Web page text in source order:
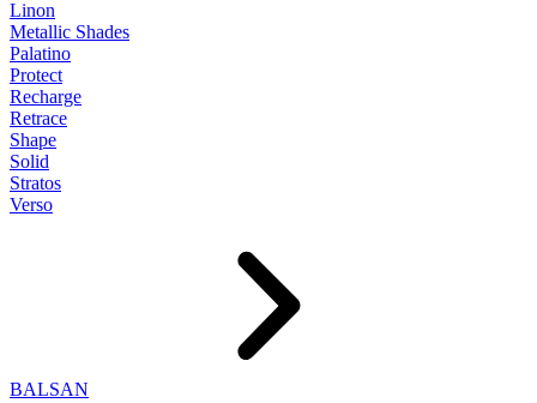
Linon
Metallic Shades
Palatino
Protect
Recharge
Retrace
Shape
Solid
Stratos
Verso
BALSAN